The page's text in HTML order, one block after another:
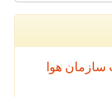
سازمان هوا